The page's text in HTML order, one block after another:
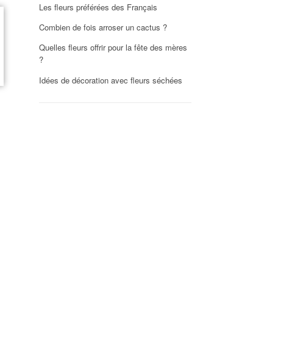
Les fleurs préférées des Français
Combien de fois arroser un cactus ?
Quelles fleurs offrir pour la fête des mères
?
Idées de décoration avec fleurs séchées